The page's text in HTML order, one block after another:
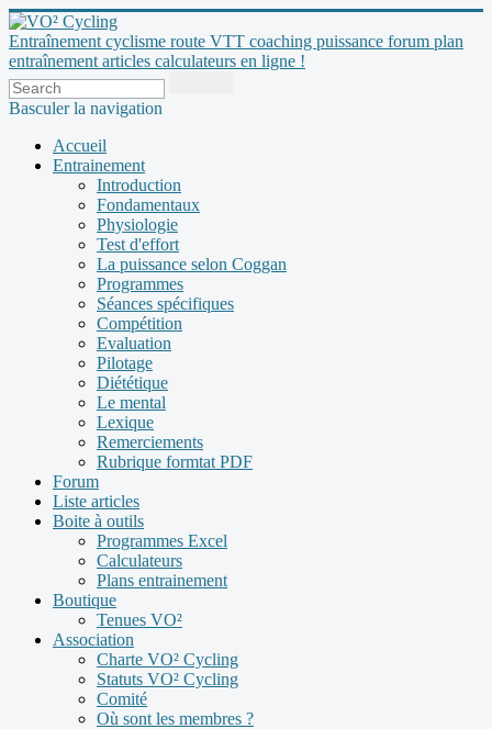
Entraînement cyclisme route VTT coaching puissance forum plan
entraînement articles calculateurs en ligne !
Basculer la navigation
Accueil
Entrainement
Introduction
Fondamentaux
Physiologie
Test d'effort
La puissance selon Coggan
Programmes
Séances spécifiques
Compétition
Evaluation
Pilotage
Diététique
Le mental
Lexique
Remerciements
Rubrique formtat PDF
Forum
Liste articles
Boite à outils
Programmes Excel
Calculateurs
Plans entrainement
Boutique
Tenues VO²
Association
Charte VO² Cycling
Statuts VO² Cycling
Comité
Où sont les membres ?